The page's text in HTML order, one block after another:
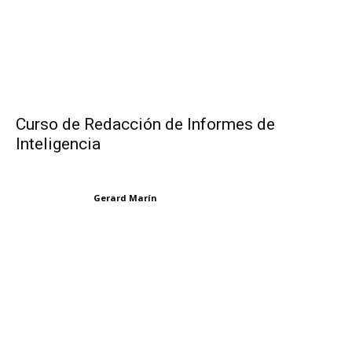
Curso de Redacción de Informes de
Inteligencia
Gerard Marín